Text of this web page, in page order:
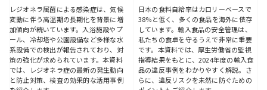
レジオネラ属菌による感染症は、気候
変動に伴う高温期の長期化を背景に増
加傾向が続いています。入浴施設やプ
ール、冷却塔や公園設備など多様な水
系設備での検出が報告されており、対
策の強化が求められています。本資料
では、レジオネラ症の最新の発生動向
と防止対策、検査の効果的な活用事例
日本の食料自給率はカロリーベースで
38%と低く、多くの食品を海外に依存
しています。輸入食品の安全管理は、
私たちの食卓を守るうえで非常に重要
です。本資料では、厚生労働省の監視
指導結果をもとに、2024年度の輸入食
品の違反事例をわかりやすく解説。さ
らに、違反リスクを未然に防ぐための